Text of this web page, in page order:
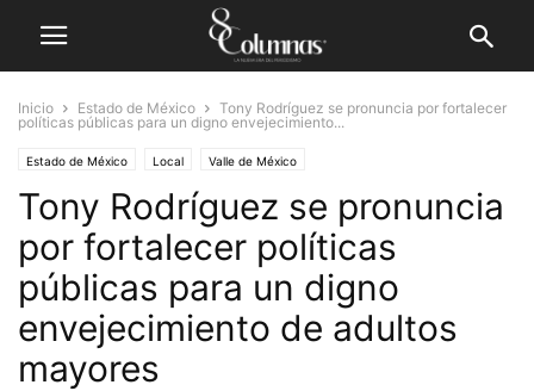
Inicio Estado de México
Tony Rodríguez se pronuncia por fortalecer
políticas públicas para un digno envejecimiento...
Estado de México Local Valle de México
Tony Rodríguez se pronuncia
por fortalecer políticas
públicas para un digno
envejecimiento de adultos
mayores